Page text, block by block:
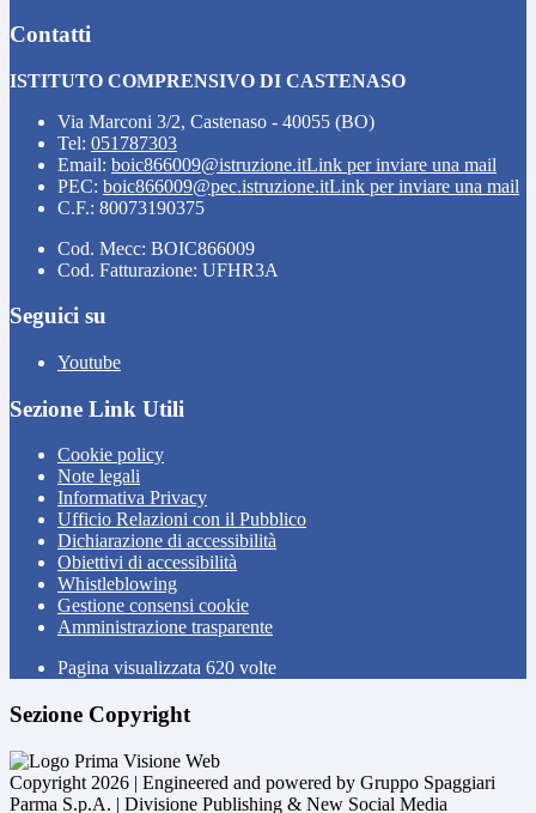
Contatti
ISTITUTO COMPRENSIVO DI CASTENASO
Via Marconi 3/2, Castenaso - 40055 (BO)
Tel: 051787303
Email: boic866009@istruzione.itLink per inviare una mail
PEC: boic866009@pec.istruzione.itLink per inviare una mail
C.F.: 80073190375
Cod. Mecc: BOIC866009
Cod. Fatturazione: UFHR3A
Seguici su
Youtube
Sezione Link Utili
Cookie policy
Note legali
Informativa Privacy
Ufficio Relazioni con il Pubblico
Dichiarazione di accessibilità
Obiettivi di accessibilità
Whistleblowing
Gestione consensi cookie
Amministrazione trasparente
Pagina visualizzata 620 volte
Sezione Copyright
Copyright 2026 | Engineered and powered by Gruppo Spaggiari
Parma S.p.A. | Divisione Publishing & New Social Media